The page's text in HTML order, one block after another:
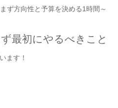
ず方向性と予算を決める1時間～
最初にやるべきこと
ます！